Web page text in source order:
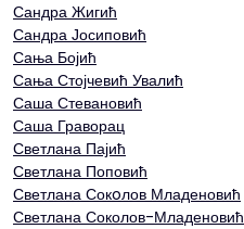
Сандра Жигић
Сандра Јосиповић
Сања Бојић
Сања Стојчевић Увалић
Саша Стевановић
Саша Граворац
Светлана Пајић
Светлана Поповић
Светлана Сокoлов Младеновић
Светлана Соколов-Младеновић